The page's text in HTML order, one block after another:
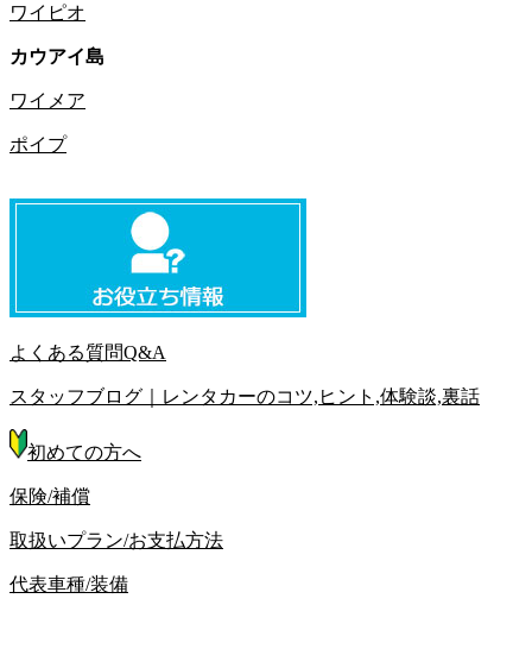
ワイピオ
カウアイ島
ワイメア
ポイプ
よくある質問Q&A
スタッフブログ｜レンタカーのコツ,ヒント,体験談,裏話
初めての方へ
保険/補償
取扱いプラン/お支払方法
代表車種/装備